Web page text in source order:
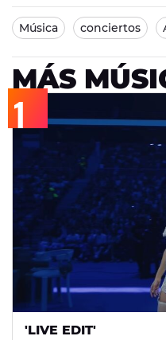
Música conciertos
MÁS
'LIVE EDIT'